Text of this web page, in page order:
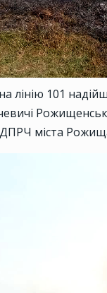
лінію 101
ДПРЧ міста